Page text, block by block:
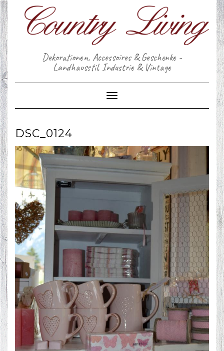
Skip
to
content
Dekorationen, Accessoires & Geschenke -
Landhausstil, Industrie & Vintage
Toggle Navigation
DSC_0124